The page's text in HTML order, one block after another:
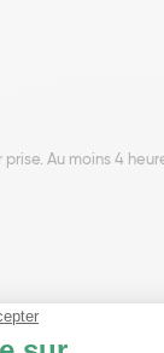
Au moins 4